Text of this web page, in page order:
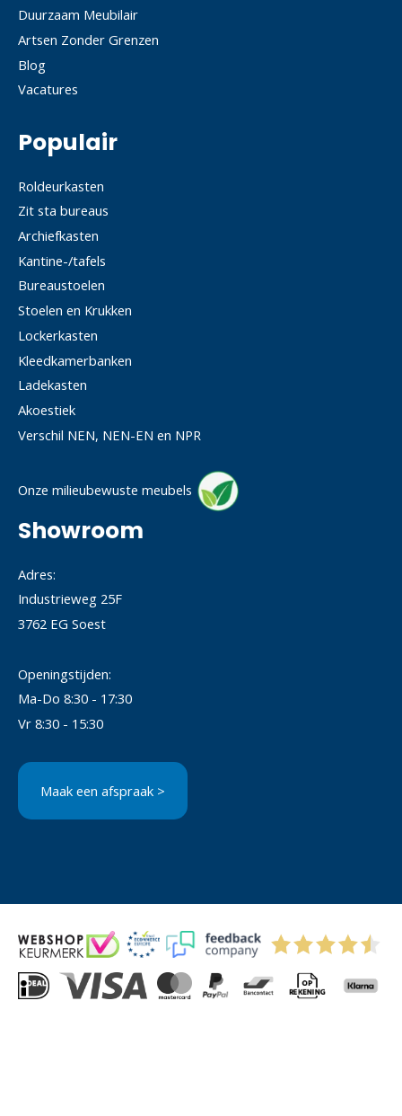
Duurzaam Meubilair
Artsen Zonder Grenzen
Blog
Vacatures
Populair
Roldeurkasten
Zit sta bureaus
Archiefkasten
Kantine-/tafels
Bureaustoelen
Stoelen en Krukken
Lockerkasten
Kleedkamerbanken
Ladekasten
Akoestiek
Verschil NEN, NEN-EN en NPR
Onze milieubewuste meubels
Showroom
Adres:
Industrieweg 25F
3762 EG Soest
Openingstijden:
Ma-Do 8:30 - 17:30
Vr 8:30 - 15:30
Maak een afspraak >